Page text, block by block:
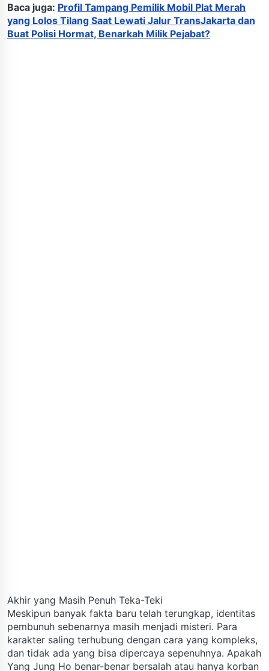
Baca juga: Profil Tampang Pemilik Mobil Plat Merah
yang Lolos Tilang Saat Lewati Jalur TransJakarta dan
Buat Polisi Hormat, Benarkah Milik Pejabat?
Akhir yang Masih Penuh Teka-Teki
Meskipun banyak fakta baru telah terungkap, identitas
pembunuh sebenarnya masih menjadi misteri. Para
karakter saling terhubung dengan cara yang kompleks,
dan tidak ada yang bisa dipercaya sepenuhnya. Apakah
Yang Jung Ho benar-benar bersalah atau hanya korban